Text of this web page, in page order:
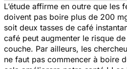
L’étude affirme en outre que les
doivent pas boire plus de 200
soit deux tasses de café
café peut augmenter le risque
couche. Par ailleurs, les
ne faut pas commencer à boire